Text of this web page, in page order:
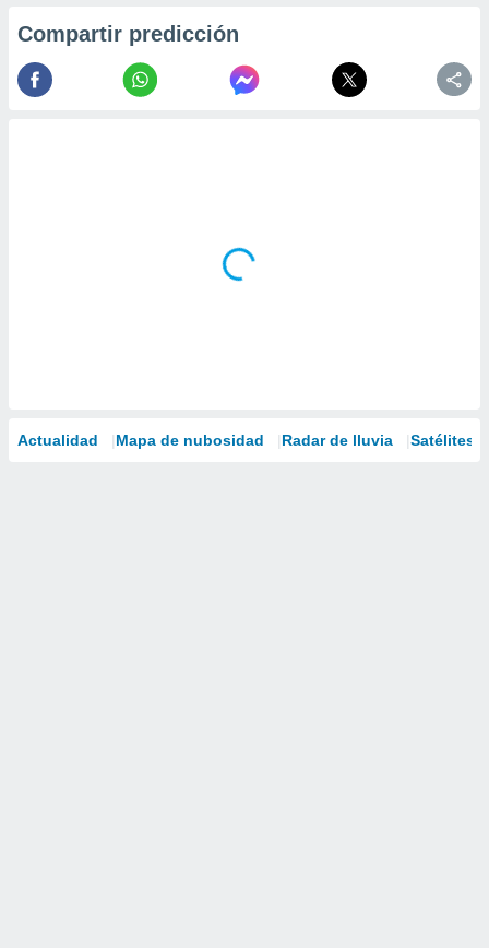
Compartir predicción
Actualidad Mapa de nubosidad Radar de lluvia Satélites